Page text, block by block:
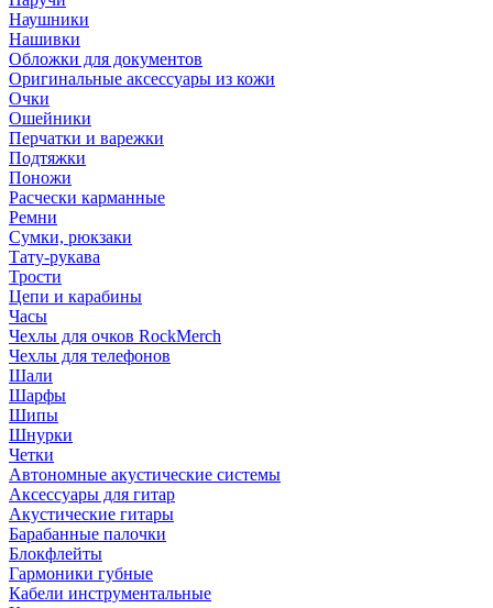
Наушники
Нашивки
Обложки для документов
Оригинальные аксессуары из кожи
Очки
Ошейники
Перчатки и варежки
Подтяжки
Поножи
Расчески карманные
Ремни
Сумки, рюкзаки
Тату-рукава
Трости
Цепи и карабины
Часы
Чехлы для очков RockMerch
Чехлы для телефонов
Шали
Шарфы
Шипы
Шнурки
Четки
Автономные акустические системы
Аксессуары для гитар
Акустические гитары
Барабанные палочки
Блокфлейты
Гармоники губные
Кабели инструментальные